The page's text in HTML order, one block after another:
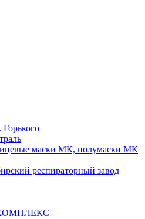
маски МК, полумаски МК
респираторный завод